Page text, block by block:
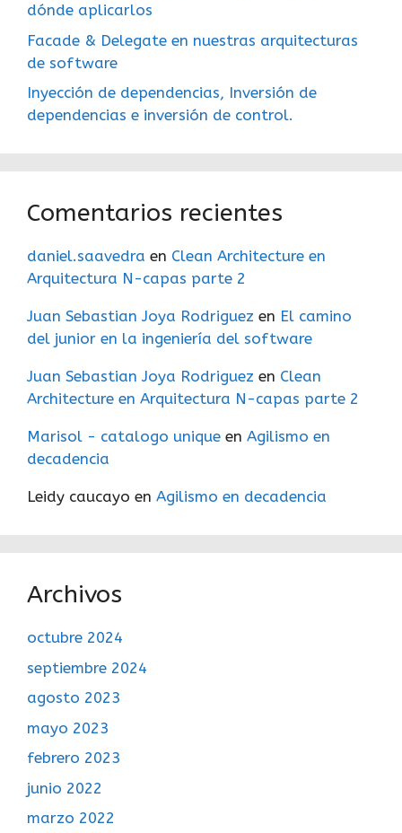
dónde aplicarlos
Facade & Delegate en nuestras arquitecturas
de software
Inyección de dependencias, Inversión de
dependencias e inversión de control.
Comentarios recientes
daniel.saavedra en Clean Architecture en
Arquitectura N-capas parte 2
Juan Sebastian Joya Rodriguez en El camino
del junior en la ingeniería del software
Juan Sebastian Joya Rodriguez en Clean
Architecture en Arquitectura N-capas parte 2
Marisol - catalogo unique en Agilismo en
decadencia
Leidy caucayo en Agilismo en decadencia
Archivos
octubre 2024
septiembre 2024
agosto 2023
mayo 2023
febrero 2023
junio 2022
marzo 2022